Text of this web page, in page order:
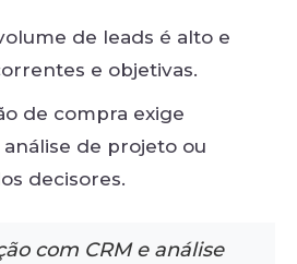
de leads é alto e
e objetivas.
de compra exige
análise de projeto ou
decisores.
com CRM e análise